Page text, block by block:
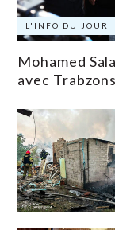
L'INFO DU JOUR
Mohamed
avec